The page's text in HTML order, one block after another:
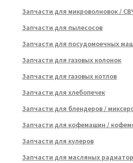
Запчасти для микроволновок /
Запчасти для пылесосов
Запчасти для посудомоечных
Запчасти для газовых колонок
Запчасти для газовых котлов
Запчасти для хлебопечек
Запчасти для блендеров /
Запчасти для кофемашин /
Запчасти для кулеров
Запчасти для масляных